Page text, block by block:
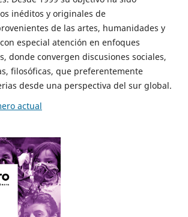
inéditos y originales de
de las artes, humanidades y
especial atención en enfoques
donde convergen discusiones sociales,
filosóficas, que preferentemente
desde una perspectiva del sur global.
actual